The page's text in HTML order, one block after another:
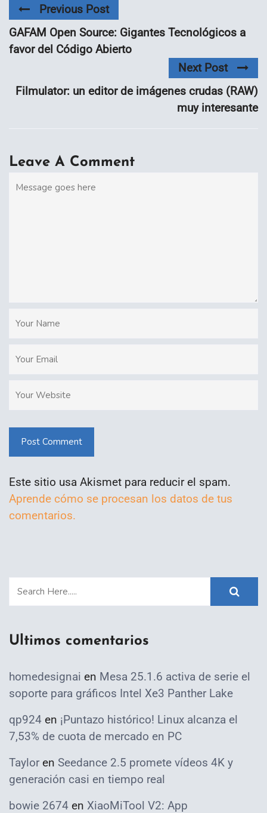
Previous Post
GAFAM Open Source: Gigantes Tecnológicos a
favor del Código Abierto
Next Post
Filmulator: un editor de imágenes crudas (RAW)
muy interesante
Leave A Comment
Post Comment
Este sitio usa Akismet para reducir el spam.
Aprende cómo se procesan los datos de tus
comentarios.
Ultimos comentarios
homedesignai en Mesa 25.1.6 activa de serie el
soporte para gráficos Intel Xe3 Panther Lake
qp924 en ¡Puntazo histórico! Linux alcanza el
7,53% de cuota de mercado en PC
Taylor en Seedance 2.5 promete vídeos 4K y
generación casi en tiempo real
bowie 2674 en XiaoMiTool V2: App